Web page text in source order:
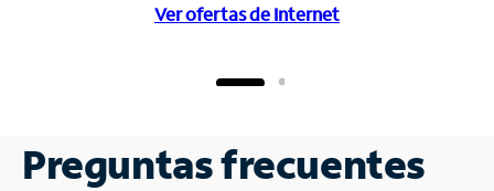
Ver ofertas de Internet
Preguntas frecuentes